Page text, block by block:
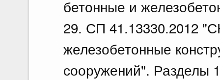
бетонные и
29. СП 41.13330.2012
железобетонные
сооружений". Разделы